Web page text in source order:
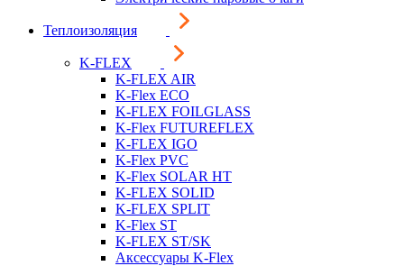
Теплоизоляция
K-FLEX
K-FLEX AIR
K-Flex ECO
K-FLEX FOILGLASS
K-Flex FUTUREFLEX
K-FLEX IGO
K-Flex PVC
K-Flex SOLAR HT
K-FLEX SOLID
K-FLEX SPLIT
K-Flex ST
K-FLEX ST/SK
Аксессуары K-Flex